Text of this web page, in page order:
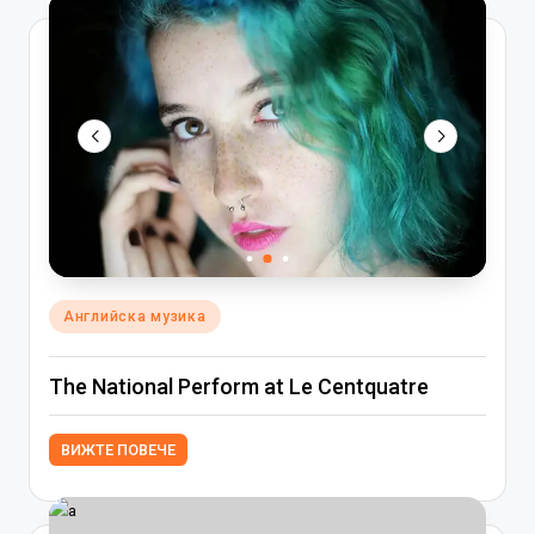
Posted
in
Английска музика
The National Perform at Le Centquatre
ВИЖТЕ ПОВЕЧЕ